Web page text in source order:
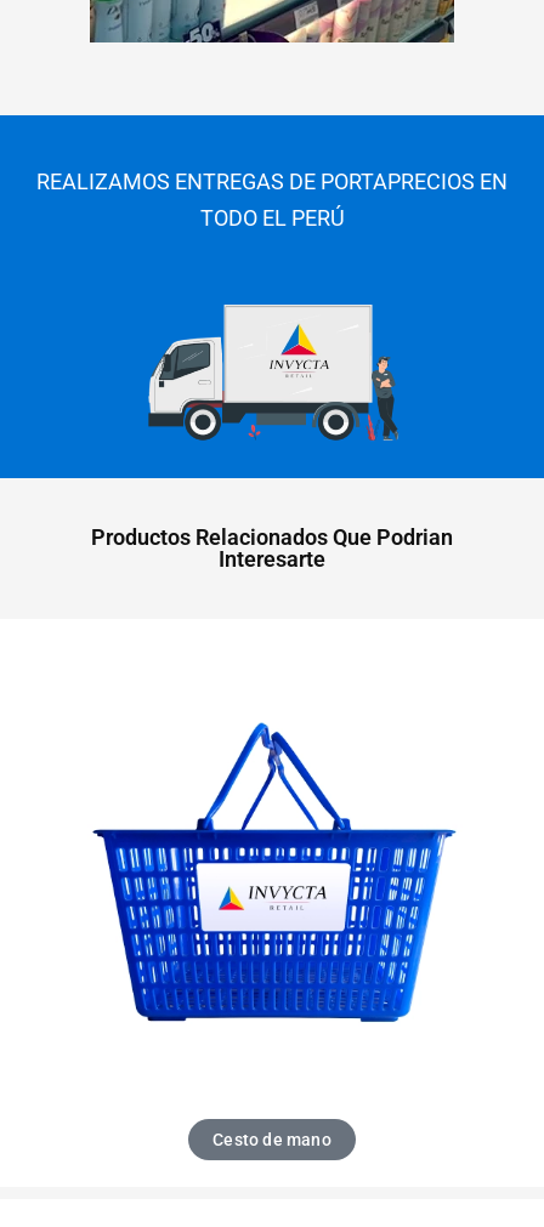
REALIZAMOS ENTREGAS DE PORTAPRECIOS EN
TODO EL PERÚ
Productos Relacionados Que Podrian
Interesarte
Cesto de mano